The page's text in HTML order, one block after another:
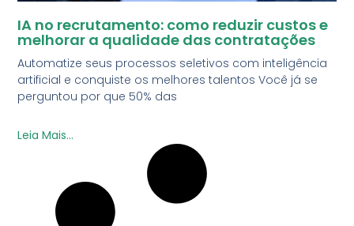
IA no recrutamento: como reduzir custos e
melhorar a qualidade das contratações
Automatize seus processos seletivos com inteligência
artificial e conquiste os melhores talentos Você já se
perguntou por que 50% das
Leia Mais...